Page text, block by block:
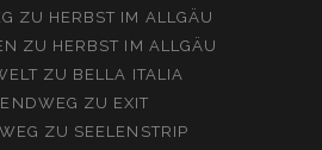
ZU HERBST IM ALLGÄU
ZU HERBST IM ALLGÄU
ZU BELLA ITALIA
ZU EXIT
ZU SEELENSTRIP